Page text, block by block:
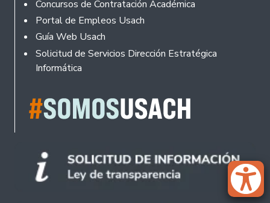
Concursos de Contratación Académica
Portal de Empleos Usach
Guía Web Usach
Solicitud de Servicios Dirección Estratégica
Informática